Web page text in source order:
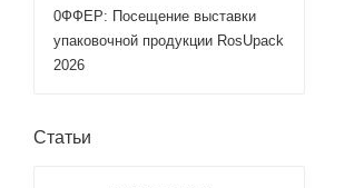
0ФФЕР: Посещение выставки
упаковочной продукции RosUpack
2026
Статьи